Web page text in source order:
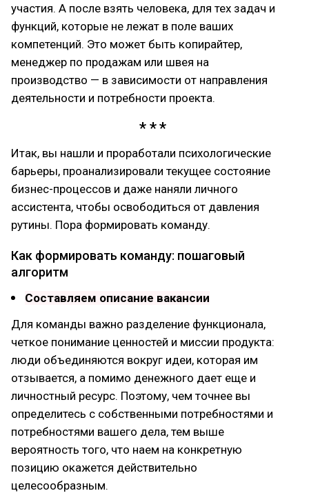
участия. А после взять человека, для тех задач и
функций, которые не лежат в поле ваших
компетенций. Это может быть копирайтер,
менеджер по продажам или швея на
производство — в зависимости от направления
деятельности и потребности проекта.
Итак, вы нашли и проработали психологические
барьеры, проанализировали текущее состояние
бизнес-процессов и даже наняли личного
ассистента, чтобы освободиться от давления
рутины. Пора формировать команду.
Как формировать команду: пошаговый
алгоритм
Составляем описание вакансии
Для команды важно разделение функционала,
четкое понимание ценностей и миссии продукта:
люди объединяются вокруг идеи, которая им
отзывается, а помимо денежного дает еще и
личностный ресурс. Поэтому, чем точнее вы
определитесь с собственными потребностями и
потребностями вашего дела, тем выше
вероятность того, что наем на конкретную
позицию окажется действительно
целесообразным.